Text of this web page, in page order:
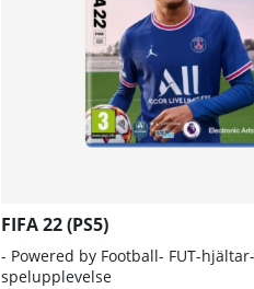
FIFA 22 (PS5)
- Powered by Football- FUT-
spelupplevelse